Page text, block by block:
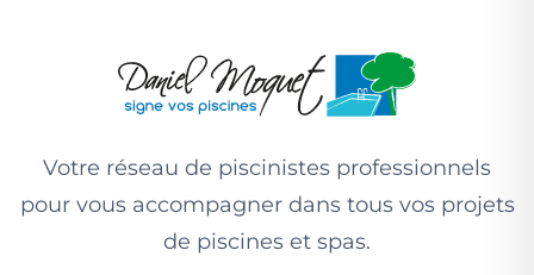
Votre réseau de piscinistes professionnels
pour vous accompagner dans tous vos projets
de piscines et spas.